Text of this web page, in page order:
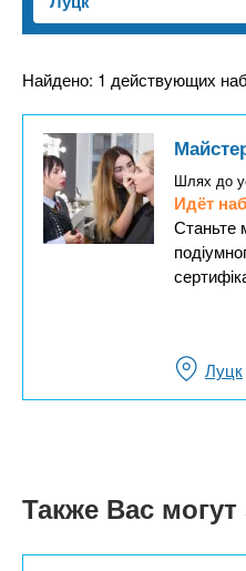
n
t
s
f
х
з
а
в
Найдено: 1 действующих
Шлях до
Идёт
Станьте
Луцк
Также Вас